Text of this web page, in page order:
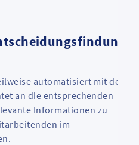
automatisiert mit dem
an die entsprechenden
Informationen zu
im